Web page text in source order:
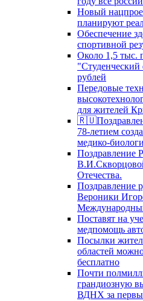
Новый
планируют
Обеспечение
спортивной
Около 1,5 тыс.
"Студенческий
рублей
Передовые
для жителей
78-летием
медико-
Поздравление
Отечества.
Поздравление
Вероники
Поставят на
медпомощь
Посылки
областей
бесплатно
Почти
грандиозную
ВДНХ за